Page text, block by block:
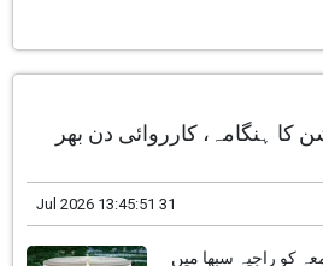
کا ہنگامہ، کارروائی دن بھر
31 Jul 2026 13:45:51